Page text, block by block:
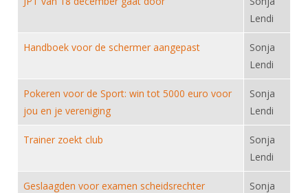
Promotie en logo
Geschiedenis van het schermen
Touché
Lendi
Handboek voor de schermer aangepast
Sonja
Lendi
Pokeren voor de Sport: win tot 5000 euro voor
jou en je vereniging
Sonja
Lendi
Trainer zoekt club
Sonja
Lendi
Geslaagden voor examen scheidsrechter
Sonja